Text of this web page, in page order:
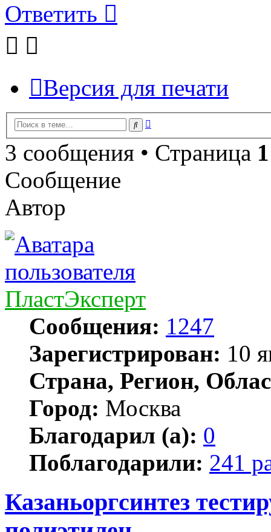
Ответить
Версия для печати
Поиск
3 сообщения • Страница 1
Сообщение
Автор
ПластЭксперт
Сообщения: 1247
Зарегистрирован: 10
Страна, Регион,
Город: Москва
Благодарил (а): 0
Поблагодарили: 241
Казаньоргсинтез